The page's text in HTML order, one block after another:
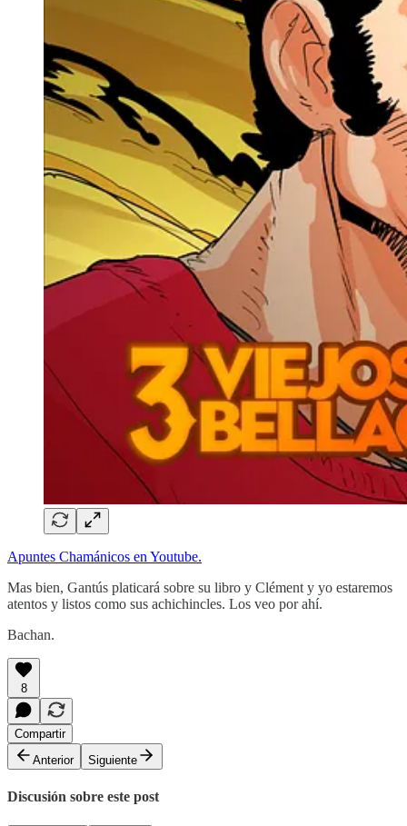
Apuntes Chamánicos en Youtube.
Mas bien, Gantús platicará sobre su libro y Clément y yo estaremos
atentos y listos como sus achichincles. Los veo por ahí.
Bachan.
8
Compartir
Anterior
Siguiente
Discusión sobre este post